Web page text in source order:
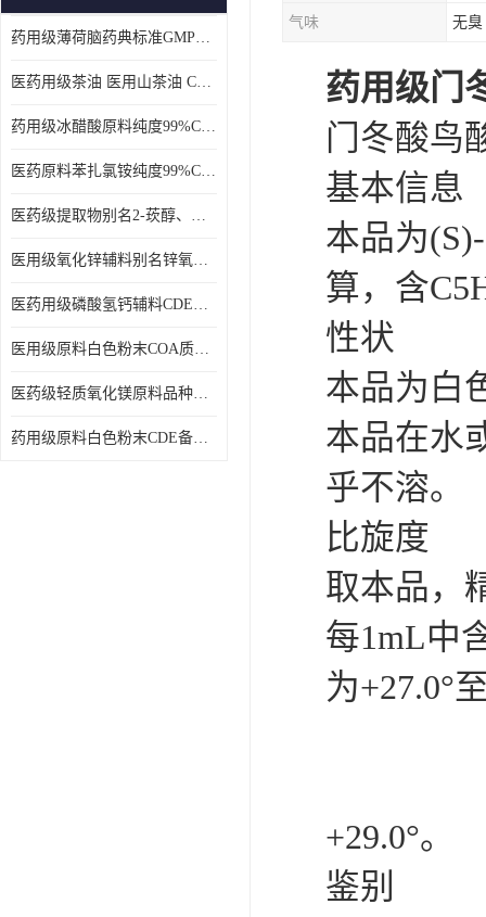
药用级薄荷脑药典标准GMP工厂
医药用级茶油 医用山茶油 COA质检 价格优 原料药
药用级冰醋酸原料纯度99%CDE备案COA质检
医药原料苯扎氯铵纯度99%CDE备案500g/瓶
医药级提取物别名2-莰醇、龙脑1kg/袋
医用级氧化锌辅料别名锌氧粉CDE备案cas1314-13-2
医药用级磷酸氢钙辅料CDE备案CAS7757-93-9
医用级原料白色粉末COA质检同行CAS113-92-8
医药级轻质氧化镁原料品种多 有 质量好GMP认证 CDE备案
药用级原料白色粉末CDE备案cas56-75-7
气味 无臭
药用级门
门冬酸鸟
基本信息
本品为
算，含
性状
本品为白
本品在水
乎不溶。
比旋度
取本品，
每1mL中
为+27.0°
+29.0°。
鉴别